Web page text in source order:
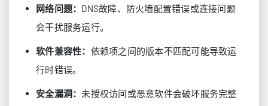
网络问题： DNS故障、防火墙配置错误或连接问题
会干扰服务运行。
软件兼容性： 依赖项之间的版本不匹配可能导致运
行时错误。
安全漏洞： 未授权访问或恶意软件会破坏服务完整